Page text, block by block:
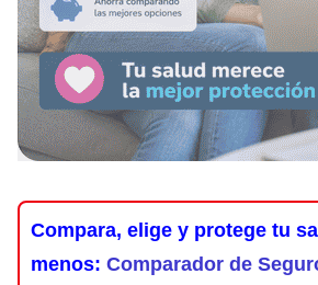
Compara, elige y protege tu
menos: Comparador de